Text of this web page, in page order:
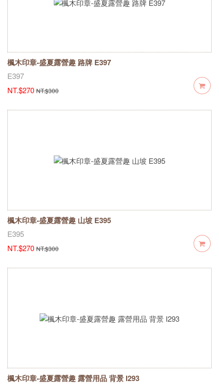
楓木印章-盛夏露營趣 路牌 E397
E397
NT.$270 NT.$300
楓木印章-盛夏露營趣 山坡 E395
E395
NT.$270 NT.$300
楓木印章-盛夏露營趣 露營用品 背景 I293